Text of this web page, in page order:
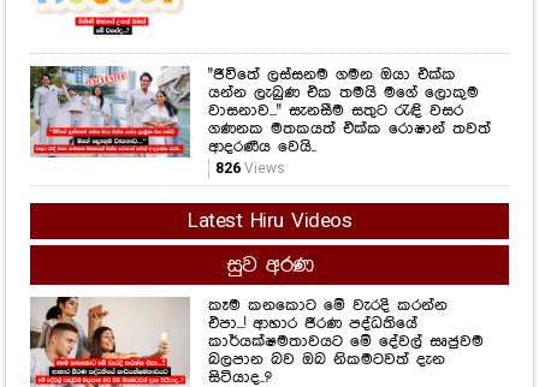
"ජීවිතේ ලස්සනම ගමන ඔයා එක්ක
යන්න ලැබුණ එක තමයි මගේ ලොකුම
වාසනාව..." සැනසීම සතුට රැඳි වසර
ගණනක මතකයත් එක්ක රොෂාන් තවත්
ආදරණීය වෙයි..
826Views
Latest Hiru Videos
සුව අරණ
කෑම කනකොට මේ වැරදි කරන්න
එපා...! ආහාර ජීරණ පද්ධතියේ
කාර්යක්ෂමතාවයට මේ දේවල් සෘජුවම
බලපාන බව ඔබ නිකමටවත් දැන
සිටියාද..?